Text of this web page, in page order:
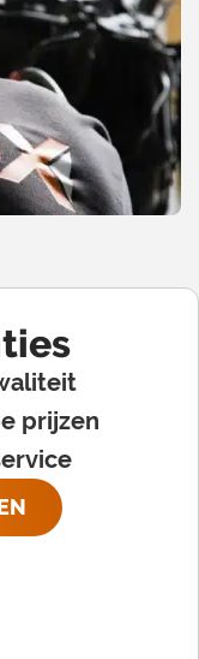
prijzen